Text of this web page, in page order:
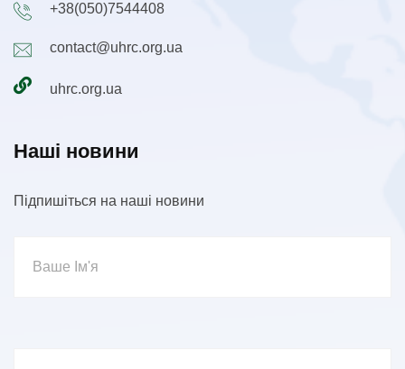
+38(050)7544408
contact@uhrc.org.ua
uhrc.org.ua
Наші новини
Підпишіться на наші новини